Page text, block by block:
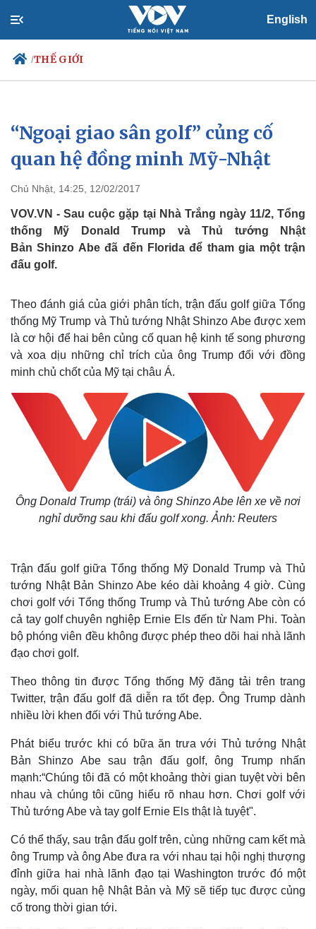
English
/THẾ GIỚI
Chính trị
Tổ chức nhân sự
Nhận diện sự thật
Xã hội
Tin 24h
Dự báo thời tiết
Việc làm
Biển đảo
“Ngoại giao sân golf” củng cố
quan hệ đồng minh Mỹ-Nhật
Chủ Nhật, 14:25, 12/02/2017
VOV.VN - Sau cuộc gặp tại Nhà Trắng ngày 11/2, Tổng
thống Mỹ Donald Trump và Thủ tướng Nhật
Bản Shinzo Abe đã đến Florida để tham gia một trận
đấu golf.
Theo đánh giá của giới phân tích, trận đấu golf giữa Tổng
thống Mỹ Trump và Thủ tướng Nhật Shinzo Abe được xem
là cơ hội để hai bên củng cố quan hệ kinh tế song phương
và xoa dịu những chỉ trích của ông Trump đối với đồng
minh chủ chốt của Mỹ tại châu Á.
Ông Donald Trump (trái) và ông Shinzo Abe lên xe về nơi
nghỉ dưỡng sau khi đấu golf xong. Ảnh: Reuters
Trận đấu golf giữa Tổng thống Mỹ Donald Trump và Thủ
tướng Nhật Bản Shinzo Abe kéo dài khoảng 4 giờ. Cùng
chơi golf với Tổng thống Trump và Thủ tướng Abe còn có
cả tay golf chuyên nghiệp Ernie Els đến từ Nam Phi. Toàn
bộ phóng viên đều không được phép theo dõi hai nhà lãnh
đạo chơi golf.
Theo thông tin được Tổng thống Mỹ đăng tải trên trang
Twitter, trận đấu golf đã diễn ra tốt đẹp. Ông Trump dành
nhiều lời khen đối với Thủ tướng Abe.
Phát biểu trước khi có bữa ăn trưa với Thủ tướng Nhật
Bản Shinzo Abe sau trận đấu golf, ông Trump nhấn
mạnh:“Chúng tôi đã có một khoảng thời gian tuyệt vời bên
nhau và chúng tôi cũng hiểu rõ nhau hơn. Chơi golf với
Thủ tướng Abe và tay golf Ernie Els thật là tuyệt".
Có thể thấy, sau trận đấu golf trên, cùng những cam kết mà
ông Trump và ông Abe đưa ra với nhau tại hội nghị thượng
đỉnh giữa hai nhà lãnh đạo tại Washington trước đó một
ngày, mối quan hệ Nhật Bản và Mỹ sẽ tiếp tục được củng
cố trong thời gian tới.